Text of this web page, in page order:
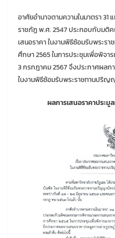
อาศัยอำนาจตามความในมาตรา
ราชภัฏ พ.ศ. 2547 ประกอบกับมติ
เสนอราคา ในงานพิธีซ้อมรับพระ
ศึกษา 2565 ในการประชุมเพื่อพิจา
3 กรกฎาคม 2567 จึงประกาศผลก
ในงานพิธีซ้อมรับพระราชทานปริ
ผลการเสนอราคาประ